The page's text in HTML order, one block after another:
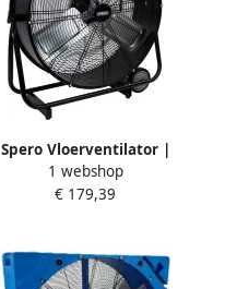
Spero Vloerventilator |
60cm | 7680 m3 h |
kantelbaar SPVK60
1 webshop
€ 179,39